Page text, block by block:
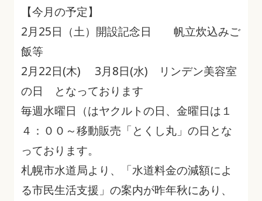
【今月の予定】
2月25日（土）開設記念日 帆立炊込みご
飯等
2月22日(木) 3月8日(水) リンデン美容室
の日 となっております
毎週水曜日（はヤクルトの日、金曜日は１
４：００～移動販売「とくし丸」の日とな
っております。
札幌市水道局より、「水道料金の減額によ
る市民生活支援」の案内が昨年秋にあり、